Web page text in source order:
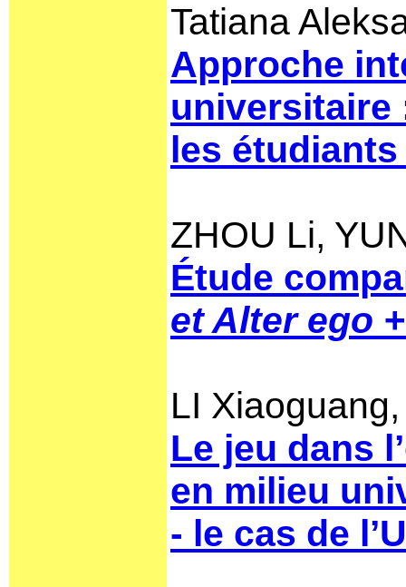
Tatiana
Approche
universitaire
les
ZHOU Li,
Étude
et Alter ego
LI
Le jeu dans
en milieu
- le cas de